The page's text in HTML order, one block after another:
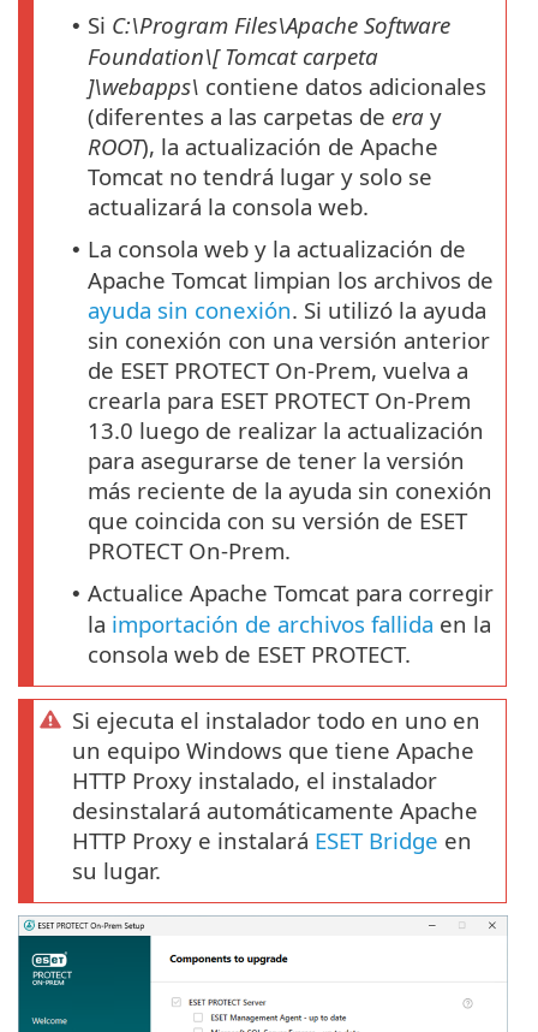
• Si C:\Program Files\Apache Software
Foundation\[ Tomcatcarpeta
]\webapps\ contiene datos adicionales
(diferentes a las carpetas de era y
ROOT), la actualización de Apache
Tomcat no tendrá lugar y solo se
actualizará la consola web.
• La consola web y la actualización de
Apache Tomcat limpian los archivos de
ayuda sin conexión. Si utilizó la ayuda
sin conexión con una versión anterior
de ESET PROTECT On-Prem, vuelva a
crearla para ESET PROTECT On-Prem
13.0 luego de realizar la actualización
para asegurarse de tener la versión
más reciente de la ayuda sin conexión
que coincida con su versión de ESET
PROTECT On-Prem.
• Actualice Apache Tomcat para corregir
la importación de archivos fallida en la
consola web de ESET PROTECT.
Si ejecuta el instalador todo en uno en
un equipo Windows que tiene Apache
HTTP Proxy instalado, el instalador
desinstalará automáticamente Apache
HTTP Proxy e instalará ESET Bridge en
su lugar.